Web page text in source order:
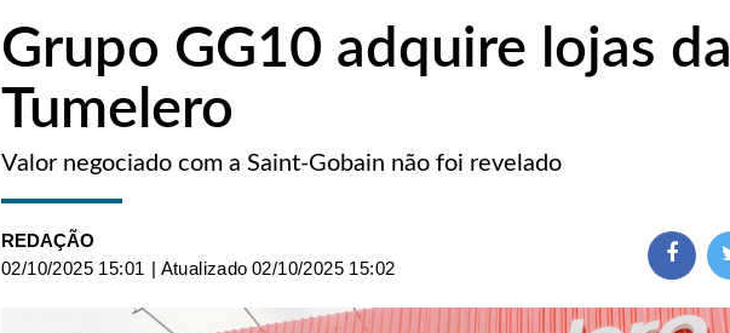
Grupo GG10 adquire lojas da
Tumelero
Valor negociado com a Saint-Gobain não foi revelado
REDAÇÃO
02/10/2025 15:01 | Atualizado 02/10/2025 15:02